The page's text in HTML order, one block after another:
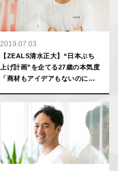
2019.07.03
【ZEALS清水正大】“日本ぶち
上げ計画”を企てる27歳の本気度
「商材もアイデアもないのに飛